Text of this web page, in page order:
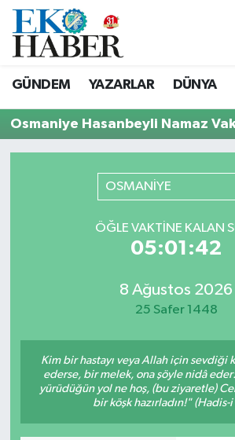
GÜNDEM YAZARLAR DÜNYA
Osmaniye Hasanbeyli Namaz
OSMANİYE
ÖĞLE VAKTINE KALAN
05:01:42
8 Ağustos 2026
25 Safer 1448
Kim bir hastayı veya Allah için sevdiği
ederse, bir melek, ona şöyle nidâ
yürüdüğün yol ne hoş, (bu ziyaretle)
bir köşk hazırladın!" (Hadis-
Hava Durumu
Süper Lig Puan Durumu ve
Tüm Manşetler
Son Dakika Haberleri